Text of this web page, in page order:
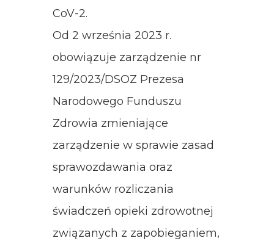
CoV-2.
Od 2 września 2023 r.
obowiązuje zarządzenie nr
129/2023/DSOZ Prezesa
Narodowego Funduszu
Zdrowia zmieniające
zarządzenie w sprawie zasad
sprawozdawania oraz
warunków rozliczania
świadczeń opieki zdrowotnej
związanych z zapobieganiem,